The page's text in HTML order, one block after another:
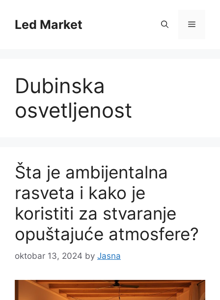
contentLed Market Menu
Dubinska
osvetljenost
Šta je ambijentalna
rasveta i kako je
koristiti za stvaranje
opuštajuće atmosfere?
oktobar 13, 2024 by Jasna